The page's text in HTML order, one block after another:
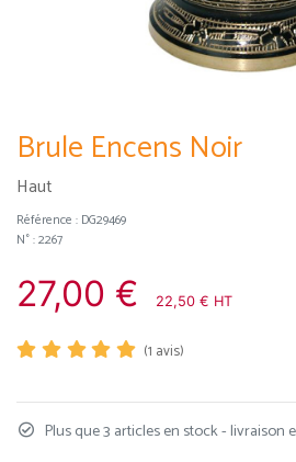
Brule Encens Noir
Haut
Référence : DG29469
N° : 2267
27,00 € 22,50 € HT
(1 avis)
Plus que 3 articles en stock - livraison